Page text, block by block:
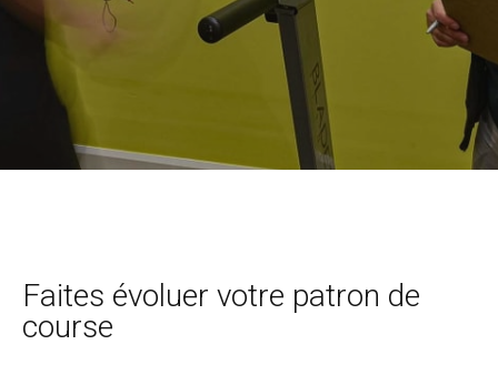
Faites évoluer votre patron de
course